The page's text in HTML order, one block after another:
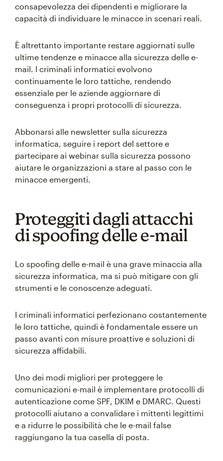
consapevolezza dei dipendenti e migliorare la
capacità di individuare le minacce in scenari reali.
È altrettanto importante restare aggiornati sulle
ultime tendenze e minacce alla sicurezza delle e-
mail. I criminali informatici evolvono
continuamente le loro tattiche, rendendo
essenziale per le aziende aggiornare di
conseguenza i propri protocolli di sicurezza.
Abbonarsi alle newsletter sulla sicurezza
informatica, seguire i report del settore e
partecipare ai webinar sulla sicurezza possono
aiutare le organizzazioni a stare al passo con le
minacce emergenti.
Proteggiti dagli attacchi
di spoofing delle e-mail
Lo spoofing delle e-mail è una grave minaccia alla
sicurezza informatica, ma si può mitigare con gli
strumenti e le conoscenze adeguati.
I criminali informatici perfezionano costantemente
le loro tattiche, quindi è fondamentale essere un
passo avanti con misure proattive e soluzioni di
sicurezza affidabili.
Uno dei modi migliori per proteggere le
comunicazioni e-mail è implementare protocolli di
autenticazione come SPF, DKIM e DMARC. Questi
protocolli aiutano a convalidare i mittenti legittimi
e a ridurre le possibilità che le e-mail false
raggiungano la tua casella di posta.